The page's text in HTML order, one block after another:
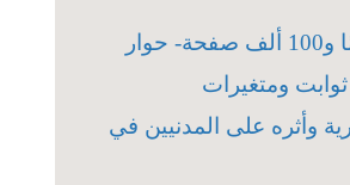
وأثره على المدنيين في